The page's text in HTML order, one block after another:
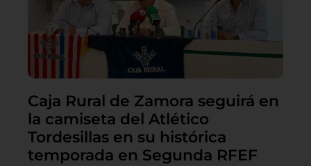
Caja Rural de Zamora seguirá en
la camiseta del Atlético
Tordesillas en su histórica
temporada en Segunda RFEF